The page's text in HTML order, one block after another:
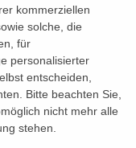
kommerziellen
solche, die
für
personalisierter
entscheiden,
Bitte beachten Sie,
nicht mehr alle
stehen.